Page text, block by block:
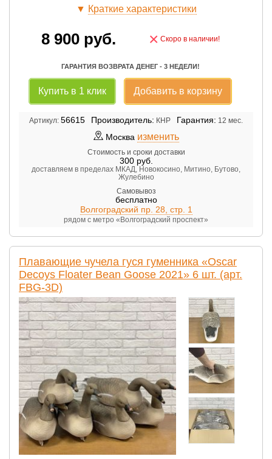
▼ Краткие характеристики
8 900 руб. × Скоро в наличии!
ГАРАНТИЯ ВОЗВРАТА ДЕНЕГ - 3 НЕДЕЛИ!
Купить в 1 клик Добавить в корзину
Артикул: 56615 Производитель: КНР Гарантия: 12 мес.
Москва изменить
Стоимость и сроки доставки
300руб.
доставляем в пределах МКАД, Новокосино, Митино, Бутово,
Жулебино
Самовывоз
бесплатно
Волгоградский пр. 28, стр. 1
рядом с метро «Волгоградский проспект»
Плавающие чучела гуся гуменника «Oscar
Decoys Floater Bean Goose 2021» 6 шт. (арт.
FBG-3D)